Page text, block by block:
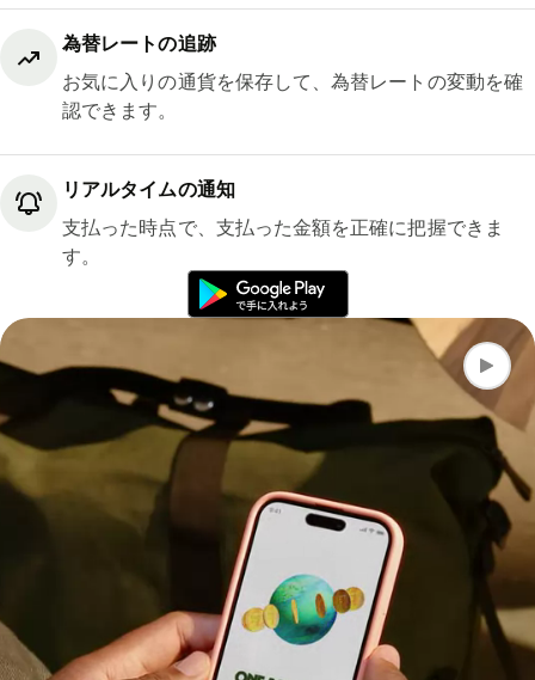
為替レートの追跡
お気に入りの通貨を保存して、為替レートの変動を確
認できます。
リアルタイムの通知
支払った時点で、支払った金額を正確に把握できま
す。